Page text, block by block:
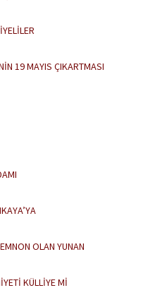
19 MAYIS ÇIKARTMASI
OLAN YUNAN
KÜLLİYE Mİ